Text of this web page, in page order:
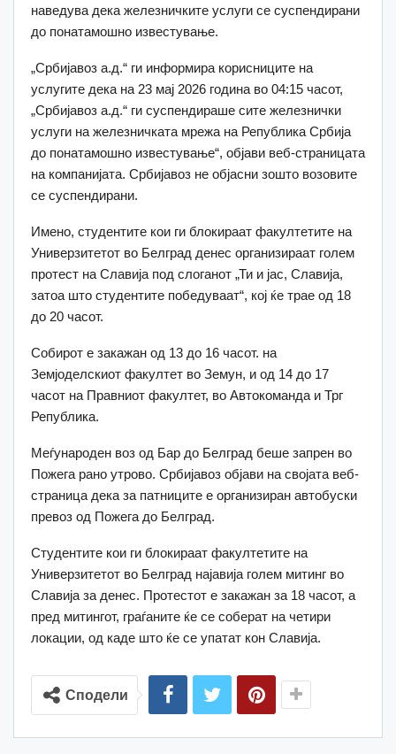
наведува дека железничките услуги се суспендирани
до понатамошно известување.
„Србијавоз а.д.“ ги информира корисниците на
услугите дека на 23 мај 2026 година во 04:15 часот,
„Србијавоз а.д.“ ги суспендираше сите железнички
услуги на железничката мрежа на Република Србија
до понатамошно известување“, објави веб-страницата
на компанијата. Србијавоз не објасни зошто возовите
се суспендирани.
Имено, студентите кои ги блокираат факултетите на
Универзитетот во Белград денес организираат голем
протест на Славија под слоганот „Ти и јас, Славија,
затоа што студентите победуваат“, кој ќе трае од 18
до 20 часот.
Собирот е закажан од 13 до 16 часот. на
Земјоделскиот факултет во Земун, и од 14 до 17
часот на Правниот факултет, во Автокоманда и Трг
Република.
Меѓународен воз од Бар до Белград беше запрен во
Пожега рано утрово. Србијавоз објави на својата веб-
страница дека за патниците е организиран автобуски
превоз од Пожега до Белград.
Студентите кои ги блокираат факултетите на
Универзитетот во Белград најавија голем митинг во
Славија за денес. Протестот е закажан за 18 часот, а
пред митингот, граѓаните ќе се соберат на четири
локации, од каде што ќе се упатат кон Славија.
Сподели